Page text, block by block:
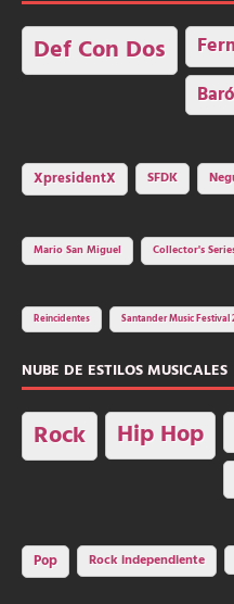
Def Con Dos
XpresidentX SFDK
Mario San Miguel
Collector's
Reincidentes Santander Music Festival
NUBE DE ESTILOS MUSICALES
Rock Hip Hop
Pop Rock independiente